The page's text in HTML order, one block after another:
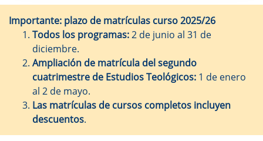
Importante: plazo de matrículas curso 2025/26
Todos los programas:2 de junio al 31 de
diciembre.
Ampliación de matrícula del segundo
cuatrimestre de Estudios Teológicos: 1 de enero
al 2 de mayo.
Las matrículas de cursos completos incluyen
descuentos.